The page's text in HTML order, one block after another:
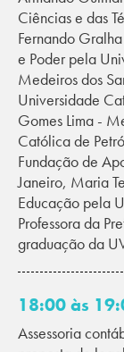
Ciências e das
Fernando
e Poder pela
Medeiros dos
Universidade
Gomes Lima -
Católica de
Fundação de
Janeiro, Maria
Educação pela
Professora da
graduação da
18:00 às
Assessoria